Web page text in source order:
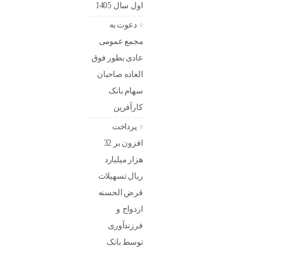
اول سال 1405
دعوت به
مجمع عمومی
عادی بطور فوق
العاده صاحبان
سهام بانک
کارآفرین
پرداخت
افزون بر 32
هزار میلیارد
ریال تسهیلات
قرض الحسنه
ازدواج و
فرزندآوری
توسط بانک